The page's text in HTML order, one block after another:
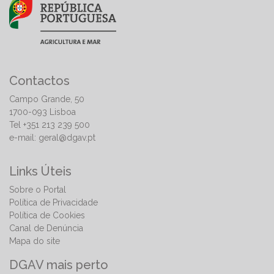
Contactos
Campo Grande, 50
1700-093 Lisboa
Tel +351 213 239 500
e-mail: geral@dgav.pt
Links Úteis
Sobre o Portal
Política de Privacidade
Política de Cookies
Canal de Denúncia
Mapa do site
DGAV mais perto